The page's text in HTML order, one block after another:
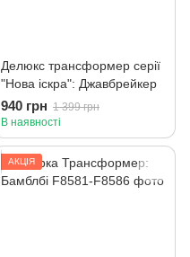
Делюкс трансформер серії
"Нова іскра": Джавбрейкер
940 грн 1 399 грн
В наявності
АКЦІЯ